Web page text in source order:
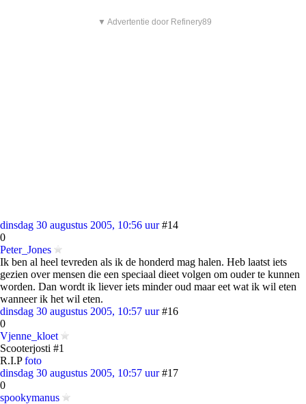
▼ Advertentie door Refinery89
dinsdag 30 augustus 2005, 10:56 uur #14
0
Peter_Jones
Ik ben al heel tevreden als ik de honderd mag halen. Heb laatst iets
gezien over mensen die een speciaal dieet volgen om ouder te kunnen
worden. Dan wordt ik liever iets minder oud maar eet wat ik wil eten
wanneer ik het wil eten.
dinsdag 30 augustus 2005, 10:57 uur #16
0
Vjenne_kloet
Scooterjosti #1
R.I.Pfoto
dinsdag 30 augustus 2005, 10:57 uur #17
0
spookymanus